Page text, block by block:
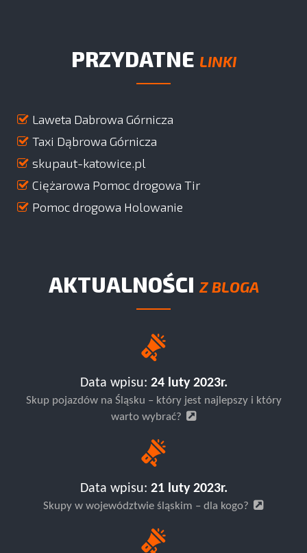
PRZYDATNE LINKI
Laweta Dabrowa Górnicza
Taxi Dąbrowa Górnicza
skupaut-katowice.pl
Ciężarowa Pomoc drogowa Tir
Pomoc drogowa Holowanie
AKTUALNOŚCI Z BLOGA
Data wpisu: 24 luty 2023r.
Skup pojazdów na Śląsku – który jest najlepszy i który
warto wybrać?
Data wpisu: 21 luty 2023r.
Skupy w województwie śląskim – dla kogo?